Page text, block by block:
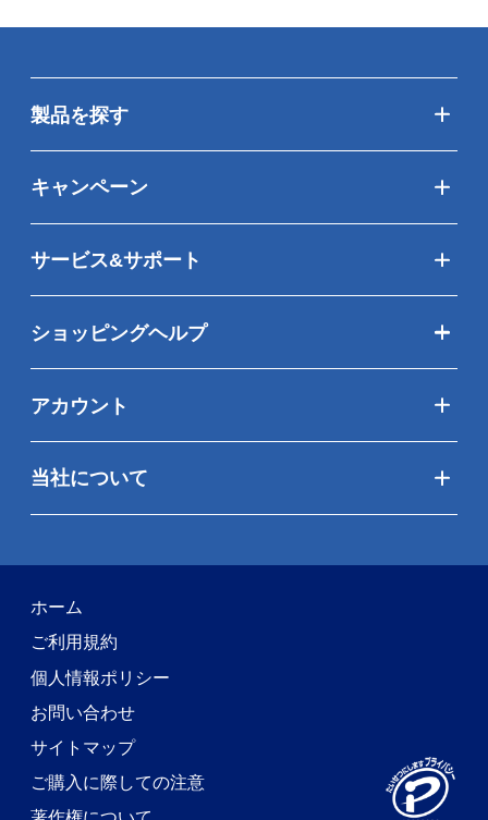
製品を探す
キャンペーン
サービス&サポート
ショッピングヘルプ
アカウント
当社について
ホーム
ご利用規約
個人情報ポリシー
お問い合わせ
サイトマップ
ご購入に際しての注意